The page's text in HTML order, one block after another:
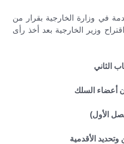
في وزارة الخارجية بقرار من
وزير الخارجية بعد أخذ رأى
الثاني
أعضاء السلك
الأول)
وتحديد الأقدمية